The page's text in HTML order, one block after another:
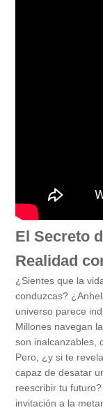
El Secreto
Realidad
¿Sientes que la
conduzcas?
universo parece
Millones navegan
son inalcanzables,
Pero, ¿y si te
capaz de desatar
reescribir tu
invitación a la